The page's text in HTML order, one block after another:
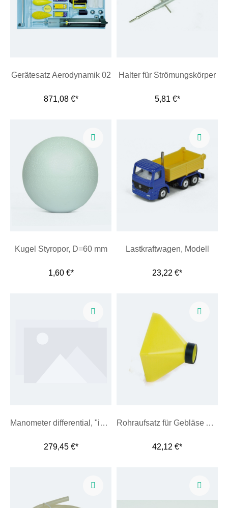
Gerätesatz Aerodynamik 02
871,08 €*
Halter für Strömungskörper
5,81 €*
Kugel Styropor, D=60 mm
1,60 €*
Lastkraftwagen, Modell
23,22 €*
Manometer differential, "inno"
279,45 €*
Rohraufsatz für Gebläse Aerodynamik
42,12 €*